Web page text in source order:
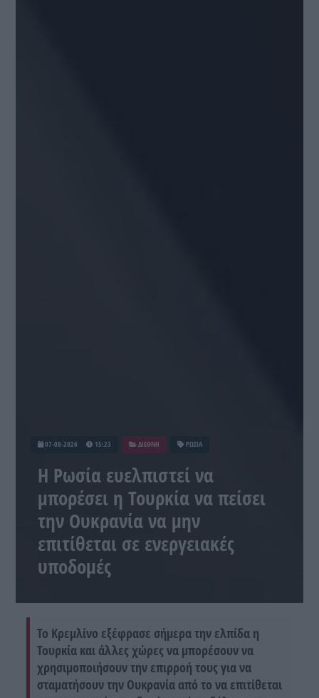
07-08-2026 15:23 ΔΙΕΘΝΗ ΡΩΣΙΑ
Η Ρωσία ευελπιστεί να
μπορέσει η Τουρκία να πείσει
την Ουκρανία να μην
επιτίθεται σε ενεργειακές
υποδομές
To Κρεμλίνο εξέφρασε σήμερα την ελπίδα η
Τουρκία και άλλες χώρες να μπορέσουν να
χρησιμοποιήσουν την επιρροή τους για να
σταματήσουν την Ουκρανία από το να επιτίθεται